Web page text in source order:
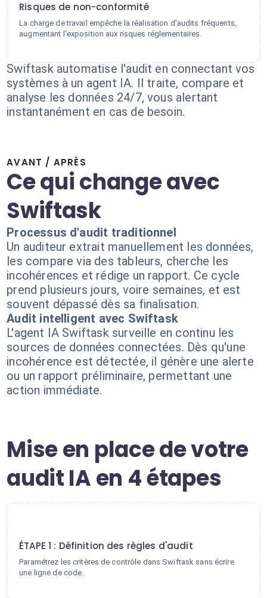
Risques de non-conformité
La charge de travail empêche la réalisation d'audits fréquents,
augmentant l'exposition aux risques réglementaires.
Swiftask automatise l'audit en connectant vos
systèmes à un agent IA. Il traite, compare et
analyse les données 24/7, vous alertant
instantanément en cas de besoin.
AVANT / APRÈS
Ce qui change avec
Swiftask
Processus d'audit traditionnel
Un auditeur extrait manuellement les données,
les compare via des tableurs, cherche les
incohérences et rédige un rapport. Ce cycle
prend plusieurs jours, voire semaines, et est
souvent dépassé dès sa finalisation.
Audit intelligent avec Swiftask
L'agent IA Swiftask surveille en continu les
sources de données connectées. Dès qu'une
incohérence est détectée, il génère une alerte
ou un rapport préliminaire, permettant une
action immédiate.
Mise en place de votre
audit IA en 4 étapes
ÉTAPE 1 : Définition des règles d'audit
Paramétrez les critères de contrôle dans Swiftask sans écrire
une ligne de code.